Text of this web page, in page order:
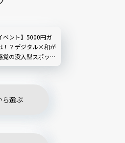
ベント】5000円ガ
！？デジタル×和が
覚の没入型スポット
ンボー夏祭り」現
ら選ぶ